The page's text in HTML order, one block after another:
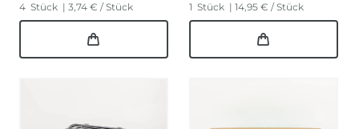
4 Stück | 3,74 € / Stück 1 Stück | 14,95 € / Stück